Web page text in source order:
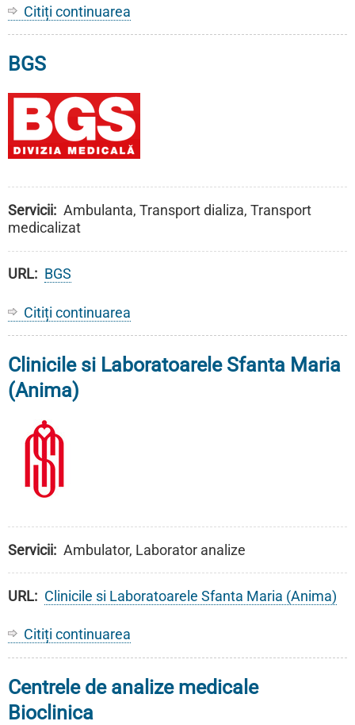
Citiți continuarea
BGS
Servicii
Ambulanta, Transport dializa, Transport
medicalizat
URL BGS
Citiți continuarea
Clinicile si Laboratoarele Sfanta Maria
(Anima)
Servicii Ambulator, Laborator analize
URL Clinicile si Laboratoarele Sfanta Maria (Anima)
Citiți continuarea
Laboratoarele
Centrele de analize medicale
Bioclinica